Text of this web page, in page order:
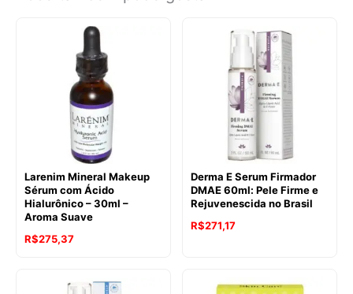
Larenim Mineral Makeup
Sérum com Ácido
Hialurônico – 30ml –
Aroma Suave
R$275,37
Derma E Serum Firmador
DMAE 60ml: Pele Firme e
Rejuvenescida no Brasil
R$271,17